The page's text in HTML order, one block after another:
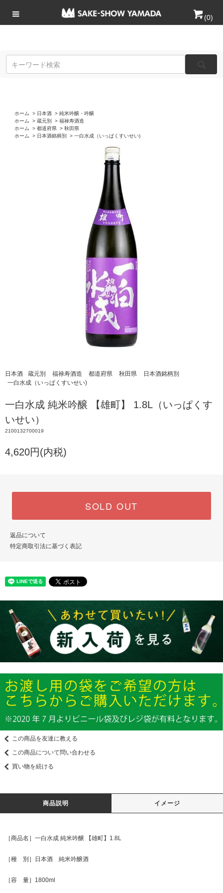
(0)
ホーム > 日本酒 > 純米吟醸・吟醸
ホーム
> 蔵元別 > 福禄寿酒造
ホーム
> 都道府県 > 秋田県
ホーム
> 日本酒銘柄別 > 一白水成（いっぱくすいせい)
日本酒 蔵元別 福禄寿酒造 都道府県 秋田県
日本酒銘柄別
一白水成（いっぱくすいせい)
一白水成 純米吟醸 【雄町】 1.8L（いっぱくす
いせい）
2100132700019
4,620円(内税)
SOLD OUT
返品について
特定商取引法に基づく表記
この商品を友達に教える
この商品について問い合わせる
買い物を続ける
商品説明 イメージ
［商品名］一白水成 純米吟醸 【雄町】1.8L
［種 別］日本酒 純米吟醸酒
［容 量］1800ml